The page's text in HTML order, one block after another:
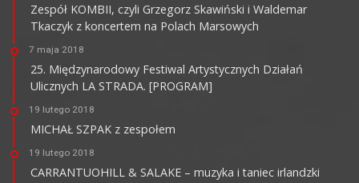
Zespół KOMBII, czyli Grzegorz Skawiński i Waldemar
Tkaczyk z koncertem na Polach Marsowych
7 maja 2018
25. Międzynarodowy Festiwal Artystycznych Działań
Ulicznych LA STRADA. [PROGRAM]
19 lutego 2018
MICHAŁ SZPAK z zespołem
19 lutego 2018
CARRANTUOHILL & SALAKE – muzyka i taniec irlandzki